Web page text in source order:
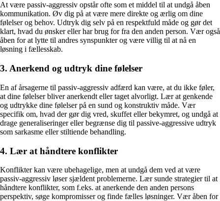
At være passiv-aggressiv opstår ofte som et middel til at undgå åben
kommunikation. Øv dig på at være mere direkte og ærlig om dine
følelser og behov. Udtryk dig selv på en respektfuld måde og gør det
klart, hvad du ønsker eller har brug for fra den anden person. Vær også
åben for at lytte til andres synspunkter og være villig til at nå en
løsning i fællesskab.
3. Anerkend og udtryk dine følelser
En af årsagerne til passiv-aggressiv adfærd kan være, at du ikke føler,
at dine følelser bliver anerkendt eller taget alvorligt. Lær at genkende
og udtrykke dine følelser på en sund og konstruktiv måde. Vær
specifik om, hvad der gør dig vred, skuffet eller bekymret, og undgå at
drage generaliseringer eller begrænse dig til passive-aggressive udtryk
som sarkasme eller stiltiende behandling.
4. Lær at håndtere konflikter
Konflikter kan være ubehagelige, men at undgå dem ved at være
passiv-aggressiv løser sjældent problemerne. Lær sunde strategier til at
håndtere konflikter, som f.eks. at anerkende den anden persons
perspektiv, søge kompromisser og finde fælles løsninger. Vær åben for